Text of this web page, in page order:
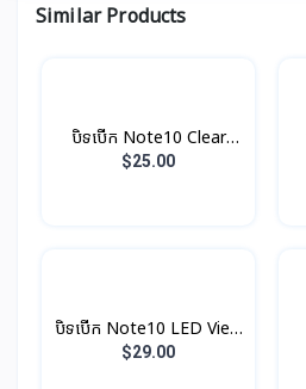
Similar Products
បិទបើក Note10 Clear
View Original
$25.00
បិទបើក Note10 LED View
Original
$29.00